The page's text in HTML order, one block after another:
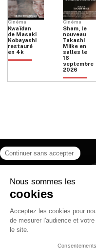
Cinéma
Kwaïdan
de Masaki
Kobayashi
restauré
en 4k
Cinéma
Sham, le
nouveau
Takashi
Miike en
salles le
16
septembre
2026
POLITIQUE DE
© 2026